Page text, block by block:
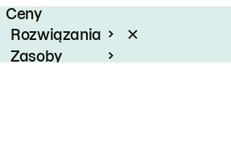
Ceny
Rozwiązania
Zasoby